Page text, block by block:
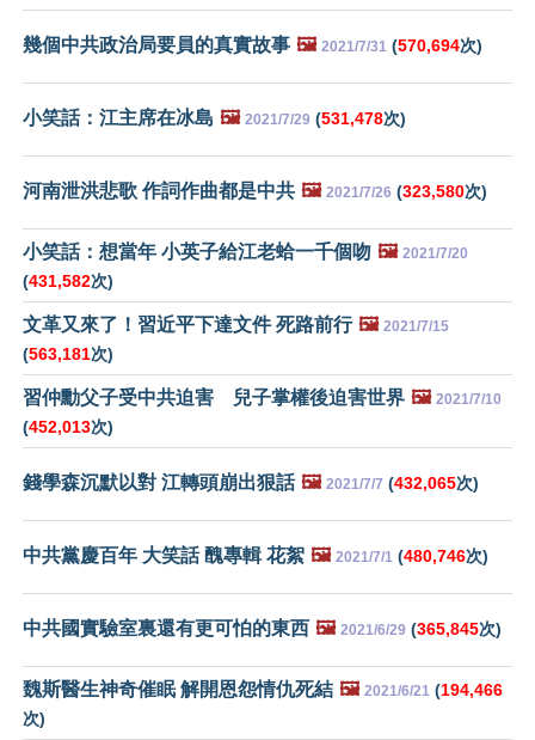
幾個中共政治局要員的真實故事 🖼️ 2021/7/31 (570,694次)
小笑話：江主席在冰島 🖼️ 2021/7/29 (531,478次)
河南泄洪悲歌 作詞作曲都是中共 🖼️ 2021/7/26 (323,580次)
小笑話：想當年 小英子給江老蛤一千個吻 🖼️ 2021/7/20
(431,582次)
文革又來了！習近平下達文件 死路前行 🖼️ 2021/7/15
(563,181次)
習仲勳父子受中共迫害 兒子掌權後迫害世界 🖼️ 2021/7/10
(452,013次)
錢學森沉默以對 江轉頭崩出狠話 🖼️ 2021/7/7 (432,065次)
中共黨慶百年 大笑話 醜專輯 花絮 🖼️ 2021/7/1 (480,746次)
中共國實驗室裏還有更可怕的東西 🖼️ 2021/6/29 (365,845次)
魏斯醫生神奇催眠 解開恩怨情仇死結 🖼️ 2021/6/21 (194,466
次)